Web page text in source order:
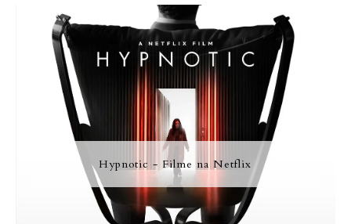
Hypnotic - Filme na Netflix